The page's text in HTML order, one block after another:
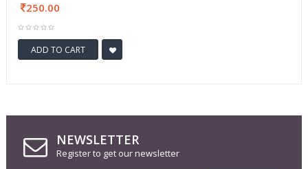
250.00
ADD TO CART
NEWSLETTER
Register to get our newsletter